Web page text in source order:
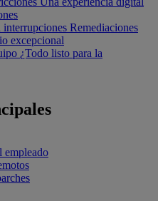
interrupciones Remediaciones
excepcional
¿Todo listo para la
empleado